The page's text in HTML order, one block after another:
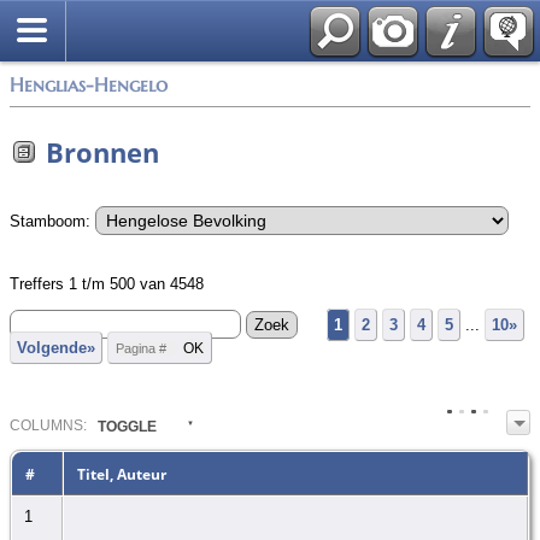
Henglias-Hengelo
Bronnen
Stamboom:
Treffers 1 t/m 500 van 4548
1 2 3 4 5
10»
Volgende»
COLUMN S: TOGGLE
# Titel, Auteur
1